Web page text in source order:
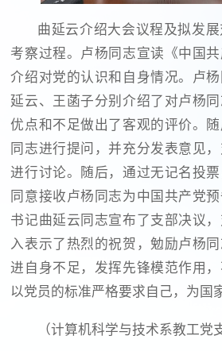
曲延云介绍大会议程及拟发
考察过程。卢杨同志宣读《中国
介绍对党的认识和自身情况。卢
延云、王菡子分别介绍了对卢杨
优点和不足做出了客观的评价。
同志进行提问，并充分发表意见
进行讨论。随后，通过无记名投
同意接收卢杨同志为中国共产党
书记曲延云同志宣布了支部决议
入表示了热烈的祝贺，勉励卢杨
进自身不足，发挥先锋模范作用，
以党员的标准严格要求自己，为国
（计算机科学与技术系教工党